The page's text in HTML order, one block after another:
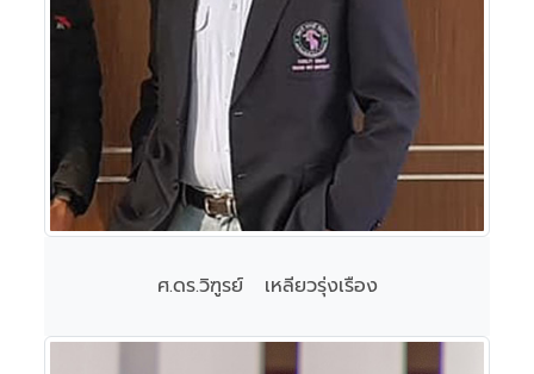
ศ.ดร.วิฑูรย์ เหลียวรุ่งเรือง